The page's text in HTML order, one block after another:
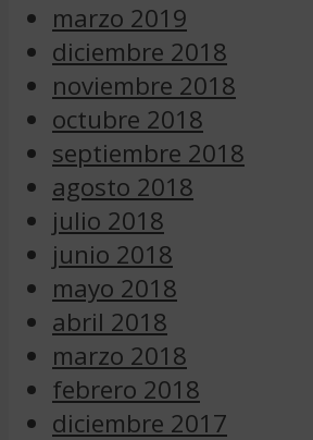
marzo 2019
diciembre 2018
noviembre 2018
octubre 2018
septiembre 2018
agosto 2018
julio 2018
junio 2018
mayo 2018
abril 2018
marzo 2018
febrero 2018
diciembre 2017